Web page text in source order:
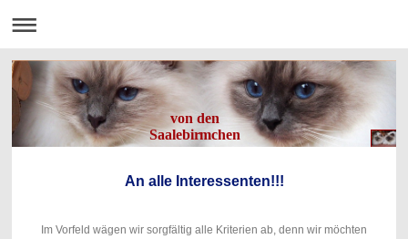
von den
Saalebirmchen
An alle Interessenten!!!
Im Vorfeld wägen wir sorgfältig alle Kriterien ab, denn wir möchten